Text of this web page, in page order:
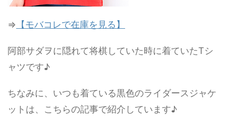
⇒ 【モバコレで在庫を見る】
阿部サダヲに隠れて将棋していた時に着ていたTシ
ャツです♪
ちなみに、いつも着ている黒色のライダースジャケ
ットは、こちらの記事で紹介しています♪